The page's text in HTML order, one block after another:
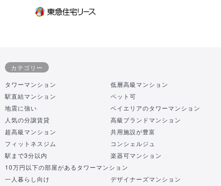
カテゴリー
タワーマンション
低層高級マンション
駅直結マンション
ペット可
地震に強い
ベイエリアのタワーマンション
人気の分譲賃貸
高級ブランドマンション
超高級マンション
共用施設が豊富
フィットネスジム
コンシェルジュ
駅まで3分以内
楽器可マンション
10万円以下の部屋があるタワーマンション
一人暮らし向け
デザイナーズマンション